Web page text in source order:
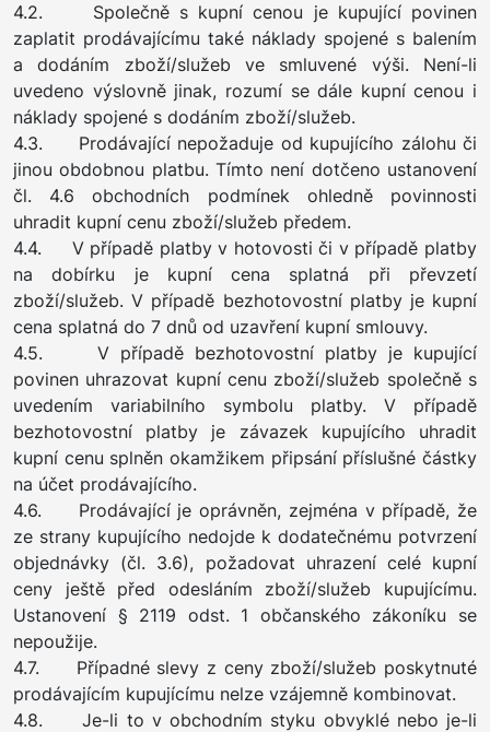
4.2. Společně s kupní cenou je kupující povinen
zaplatit prodávajícímu také náklady spojené s balením
a dodáním zboží/služeb ve smluvené výši. Není-li
uvedeno výslovně jinak, rozumí se dále kupní cenou i
náklady spojené s dodáním zboží/služeb.
4.3. Prodávající nepožaduje od kupujícího zálohu či
jinou obdobnou platbu. Tímto není dotčeno ustanovení
čl. 4.6 obchodních podmínek ohledně povinnosti
uhradit kupní cenu zboží/služeb předem.
4.4. V případě platby v hotovosti či v případě platby
na dobírku je kupní cena splatná při převzetí
zboží/služeb. V případě bezhotovostní platby je kupní
cena splatná do 7 dnů od uzavření kupní smlouvy.
4.5. V případě bezhotovostní platby je kupující
povinen uhrazovat kupní cenu zboží/služeb společně s
uvedením variabilního symbolu platby. V případě
bezhotovostní platby je závazek kupujícího uhradit
kupní cenu splněn okamžikem připsání příslušné částky
na účet prodávajícího.
4.6. Prodávající je oprávněn, zejména v případě, že
ze strany kupujícího nedojde k dodatečnému potvrzení
objednávky (čl. 3.6), požadovat uhrazení celé kupní
ceny ještě před odesláním zboží/služeb kupujícímu.
Ustanovení § 2119 odst. 1 občanského zákoníku se
nepoužije.
4.7. Případné slevy z ceny zboží/služeb poskytnuté
prodávajícím kupujícímu nelze vzájemně kombinovat.
4.8. Je-li to v obchodním styku obvyklé nebo je-li